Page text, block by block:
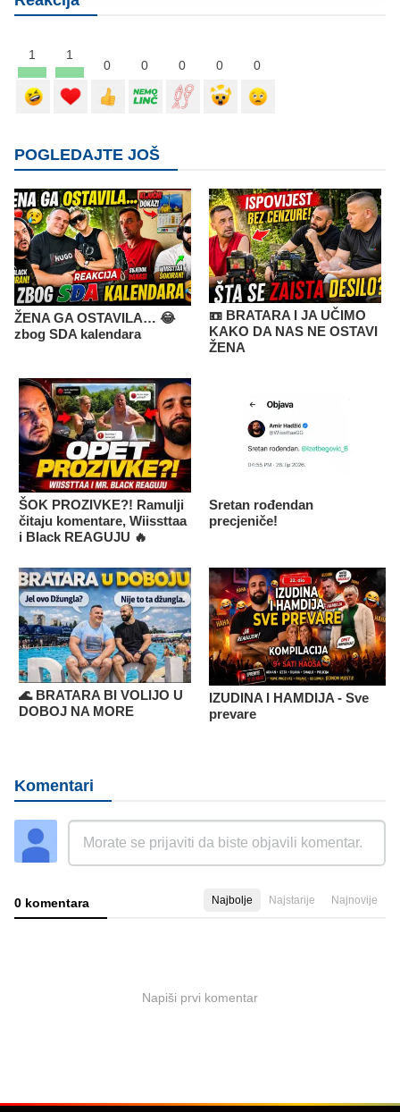
1 1
0 0 0 0 0
POGLEDAJTE JOŠ
ŽENA GA OSTAVILA… 😂
zbog SDA kalendara
📼 BRATARA I JA UČIMO
KAKO DA NAS NE OSTAVI
ŽENA
ŠOK PROZIVKE?! Ramulji
čitaju komentare, Wiissttaa
i Black REAGUJU 🔥
Sretan rođendan
precjeniče!
🌊 BRATARA BI VOLIJO U
DOBOJ NA MORE
IZUDINA I HAMDIJA - Sve
prevare
Komentari
0 komentara Najbolje Najstarije Najnovije
Napiši prvi komentar